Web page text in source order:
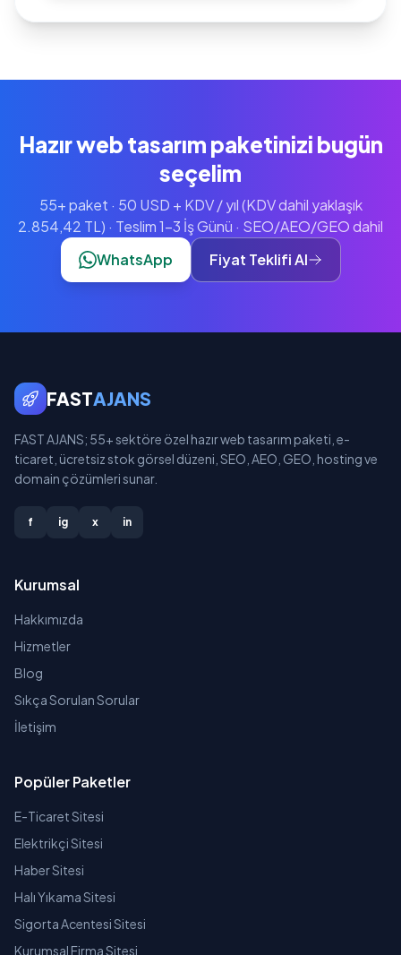
Hazır web tasarım paketinizi bugün
seçelim
55+ paket · 50 USD + KDV / yıl (KDV dahil yaklaşık
2.854,42 TL) · Teslim 1-3 İş Günü · SEO/AEO/GEO dahil
WhatsApp
Fiyat Teklifi Al
FASTAJANS
FAST AJANS; 55+ sektöre özel hazır web tasarım paketi, e-
ticaret, ücretsiz stok görsel düzeni, SEO, AEO, GEO, hosting ve
domain çözümleri sunar.
f ig x in
Kurumsal
Hakkımızda
Hizmetler
Blog
Sıkça Sorulan Sorular
İletişim
Popüler Paketler
E-Ticaret Sitesi
Elektrikçi Sitesi
Haber Sitesi
Halı Yıkama Sitesi
Sigorta Acentesi Sitesi
Kurumsal Firma Sitesi